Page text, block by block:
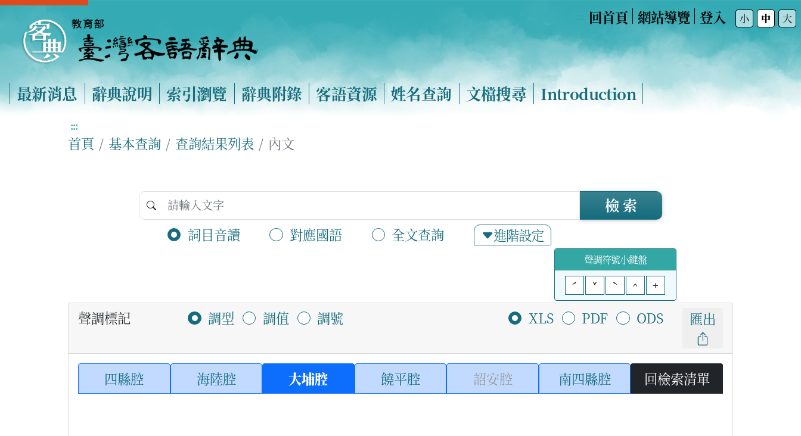
回首頁 網站導覽 登入 小 中 大
最新消息 辭典說明 索引瀏覽 辭典附錄 客語資源 姓名查詢 文檔搜尋 Introduction
:::
首頁 基本查詢 查詢結果列表 內文
詞目音讀 對應國語 全文查詢 進階設定
檢 索
聲調符號小鍵盤
ˊ
ˇ ˋ ^ +
聲調標記 調型 調值 調號 XLS PDF ODS 匯出
四縣腔 海陸腔 大埔腔 饒平腔 詔安腔 南四縣腔 回檢索清單